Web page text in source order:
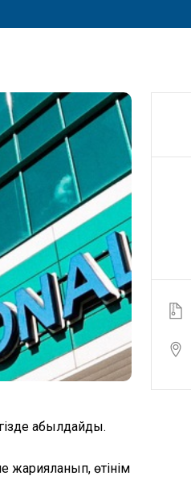
қабылдайды.
жарияланып, өтінім